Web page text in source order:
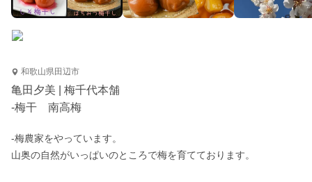
和歌山県田辺市
亀田夕美 | 梅千代本舗
-梅干 南高梅
-梅農家をやっています。
山奥の自然がいっぱいのところで梅を育てております。